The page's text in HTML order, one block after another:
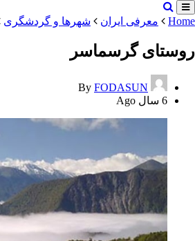
Home معرفی ایران شهرها و گردشگری
روستای گرسماسر
By FODASUN
6 سال Ago